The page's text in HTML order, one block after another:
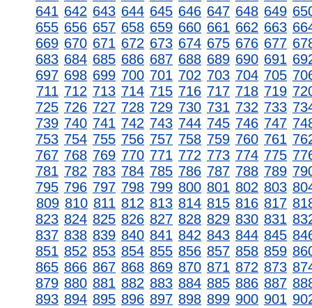
641 642 643 644 645 646 647 648 649
655 656 657 658 659 660 661 662 663
669 670 671 672 673 674 675 676 677
683 684 685 686 687 688 689 690 691
697 698 699 700 701 702 703 704 705
711 712 713 714 715 716 717 718 719
725 726 727 728 729 730 731 732 733
739 740 741 742 743 744 745 746 747
753 754 755 756 757 758 759 760 761
767 768 769 770 771 772 773 774 775
781 782 783 784 785 786 787 788 789
795 796 797 798 799 800 801 802 803
809 810 811 812 813 814 815 816 817
823 824 825 826 827 828 829 830 831
837 838 839 840 841 842 843 844 845
851 852 853 854 855 856 857 858 859
865 866 867 868 869 870 871 872 873
879 880 881 882 883 884 885 886 887
893 894 895 896 897 898 899 900 901